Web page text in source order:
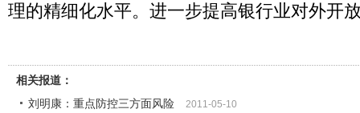
理的精细化水平。进一步提高银行业对外开
相关报道：
刘明康：重点防控三方面风险
2011-05-10